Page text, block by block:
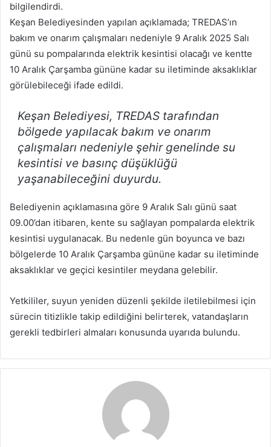
bilgilendirdi.
Keşan Belediyesinden yapılan açıklamada; TREDAS’ın
bakım ve onarım çalışmaları nedeniyle 9 Aralık 2025 Salı
günü su pompalarında elektrik kesintisi olacağı ve kentte
10 Aralık Çarşamba gününe kadar su iletiminde aksaklıklar
görülebileceği ifade edildi.
Keşan Belediyesi, TREDAS tarafından
bölgede yapılacak bakım ve onarım
çalışmaları nedeniyle şehir genelinde su
kesintisi ve basınç düşüklüğü
yaşanabileceğini duyurdu.
Belediyenin açıklamasına göre 9 Aralık Salı günü saat
09.00’dan itibaren, kente su sağlayan pompalarda elektrik
kesintisi uygulanacak. Bu nedenle gün boyunca ve bazı
bölgelerde 10 Aralık Çarşamba gününe kadar su iletiminde
aksaklıklar ve geçici kesintiler meydana gelebilir.
Yetkililer, suyun yeniden düzenli şekilde iletilebilmesi için
sürecin titizlikle takip edildiğini belirterek, vatandaşların
gerekli tedbirleri almaları konusunda uyarıda bulundu.